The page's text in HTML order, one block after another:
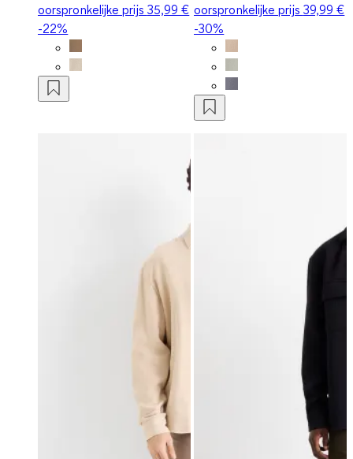
oorspronkelijke prijs 35,99 €
-22%
oorspronkelijke prijs 39,99 €
-30%